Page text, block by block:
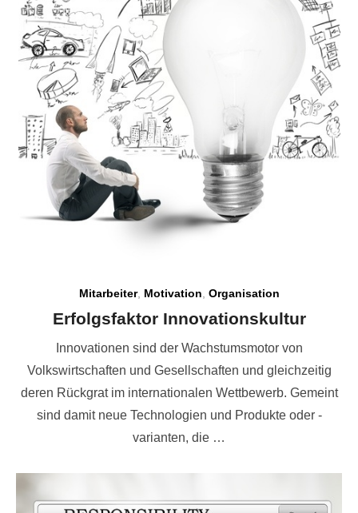
Mitarbeiter, Motivation, Organisation
Erfolgsfaktor Innovationskultur
Innovationen sind der Wachstumsmotor von
Volkswirtschaften und Gesellschaften und gleichzeitig
deren Rückgrat im internationalen Wettbewerb. Gemeint
sind damit neue Technologien und Produkte oder -
varianten, die …